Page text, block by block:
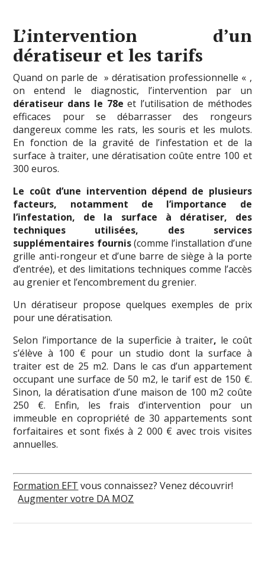
L’intervention d’un
dératiseur et les tarifs
Quand on parle de » dératisation professionnelle « ,
on entend le diagnostic, l’intervention par un
dératiseur dans le 78e et l’utilisation de méthodes
efficaces pour se débarrasser des rongeurs
dangereux comme les rats, les souris et les mulots.
En fonction de la gravité de l’infestation et de la
surface à traiter, une dératisation coûte entre 100 et
300 euros.
Le coût d’une intervention dépend de plusieurs
facteurs, notamment de l’importance de
l’infestation, de la surface à dératiser, des
techniques utilisées, des services
supplémentaires fournis(comme l’installation d’une
grille anti-rongeur et d’une barre de siège à la porte
d’entrée), et des limitations techniques comme l’accès
au grenier et l’encombrement du grenier.
Un dératiseur propose quelques exemples de prix
pour une dératisation.
Selon l’importance de la superficie à traiter, le coût
s’élève à 100 € pour un studio dont la surface à
traiter est de 25 m2. Dans le cas d’un appartement
occupant une surface de 50 m2, le tarif est de 150 €.
Sinon, la dératisation d’une maison de 100 m2 coûte
250 €. Enfin, les frais d’intervention pour un
immeuble en copropriété de 30 appartements sont
forfaitaires et sont fixés à 2 000 € avec trois visites
annuelles.
Formation EFT vous connaissez? Venez découvrir!
Augmenter votre DA MOZ